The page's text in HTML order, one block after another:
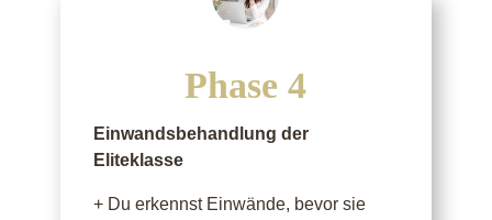
Phase 4
Einwandsbehandlung der
Eliteklasse
+ Du erkennst Einwände, bevor sie